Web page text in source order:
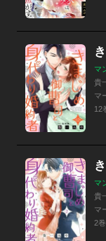
マ
貴
マ
12
マ
貴
マ
2